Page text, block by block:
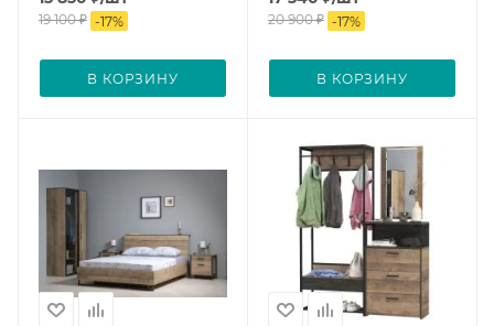
19 100₽ -17%
В КОРЗИНУ
20 900₽ -17%
В КОРЗИНУ